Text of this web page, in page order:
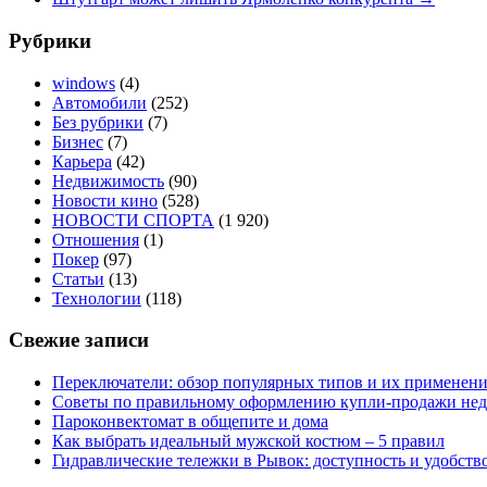
Рубрики
windows (4)
Автомобили (252)
Без рубрики (7)
Бизнес (7)
Карьера (42)
Недвижимость (90)
Новости кино (528)
НОВОСТИ СПОРТА (1 920)
Отношения (1)
Покер (97)
Статьи (13)
Технологии (118)
Свежие записи
Переключатели: обзор популярных типов и их
Советы по правильному оформлению купли-продажи
Пароконвектомат в общепите и дома
Как выбрать идеальный мужской костюм – 5 правил
Гидравлические тележки в Рывок: доступность и